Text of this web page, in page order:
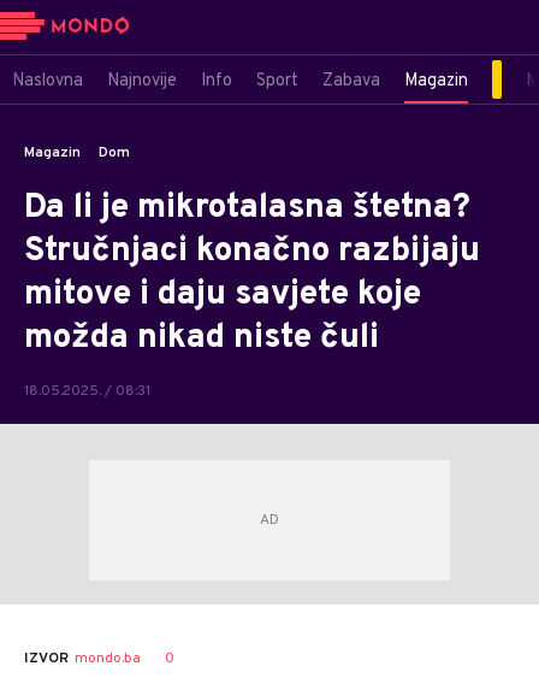
Naslovna Najnovije Info Sport Zabava Magazin
Magazin Dom
Da li je mikrotalasna štetna?
Stručnjaci konačno razbijaju
mitove i daju savjete koje
možda nikad niste čuli
18.05.2025. / 08:31
IZVOR mondo.ba 0